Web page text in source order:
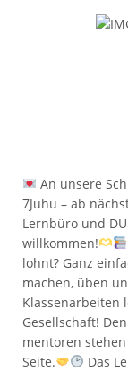
An unsere
7Juhu – ab
Lernbüro und
willkommen!
lohnt? Ganz
machen, üben
Klassenarbeiten
Gesellschaft!
mentoren
Seite.
Das